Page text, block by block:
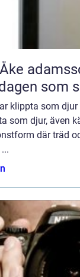
ett
som
klippta som
som djur, även
där träd